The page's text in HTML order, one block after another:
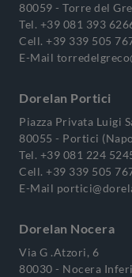
80059 - Torre del
Tel. +39 081 393
Cell. +39 339 505
E-Mail
Dorelan Portici
Piazza Privata Luigi
80055 - Portici
Tel. +39 081 224
Cell. +39 339 505
E-Mail
Dorelan Nocera
Via G .Atzori, 6
80030 - Nocera